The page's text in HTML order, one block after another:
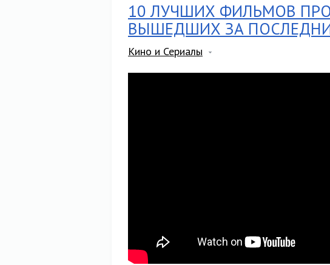
10 ЛУЧШИХ ФИЛЬМОВ
ВЫШЕДШИХ ЗА
Кино и Сериалы